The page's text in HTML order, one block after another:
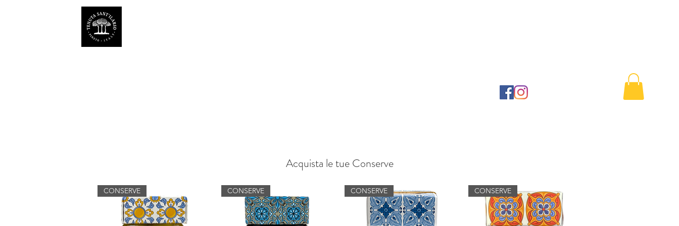
Acquista le tue Conserve
CONSERVE CONSERVE CONSERVE CONSERVE